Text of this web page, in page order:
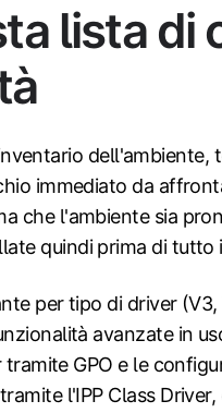
lista
immediato da
che l'ambiente sia
quindi prima di
per tipo di driver
avanzate in
GPO e le
l'IPP Class